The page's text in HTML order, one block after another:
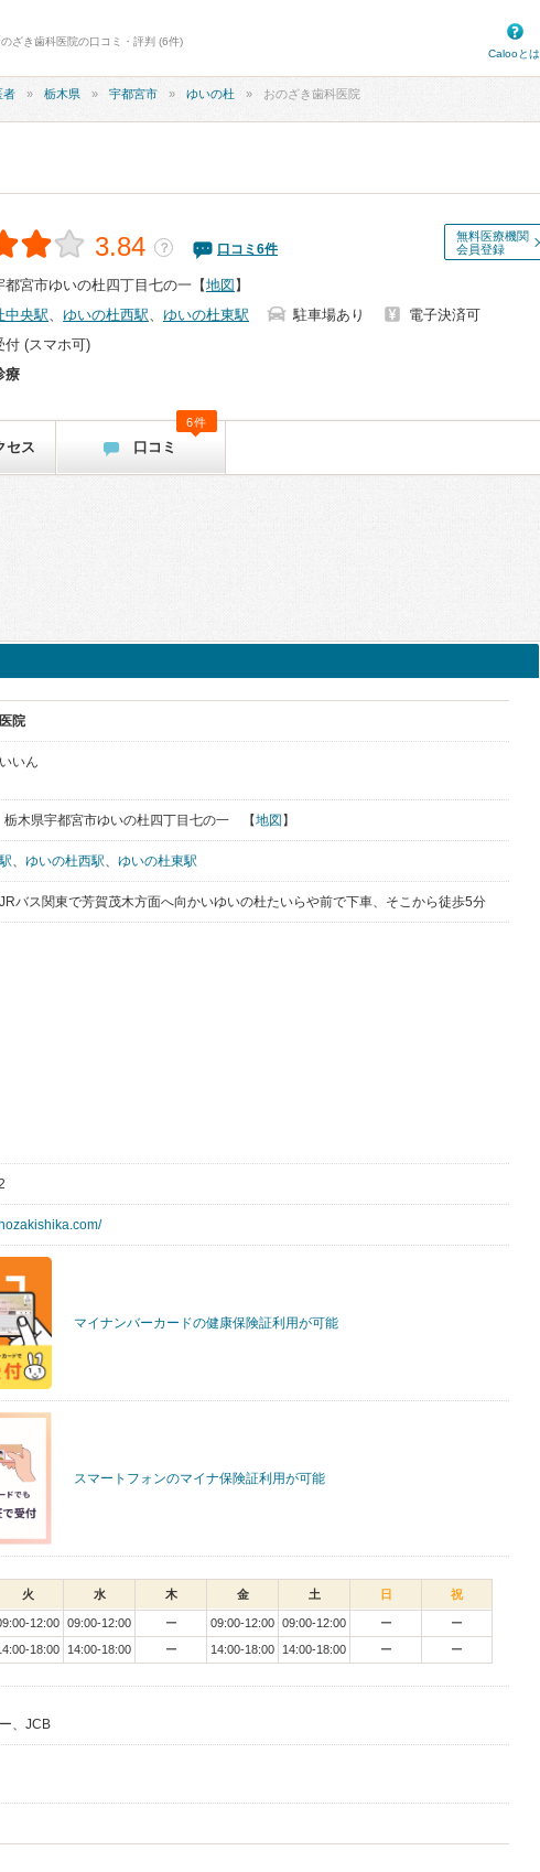
ざき歯科医院の口コミ・評判 (6件)
Calooとは
者 栃木県 宇都宮市 ゆいの杜 おのざき歯科医院
無料医療機関
会員登録
3.84 ？ 口コミ 6件
都宮市ゆいの杜四丁目七の一 【地図 】
中央駅、 ゆいの杜西駅、 ゆいの杜東駅 駐車場あり
電子決済可
付 (スマホ可)
療
セス 口コミ
6件
院
いん
木県宇都宮市ゆいの杜四丁目七の一 【地図 】
、 ゆいの杜西駅、 ゆいの杜東駅
バス関東で芳賀茂木方面へ向かいゆいの杜たいらや前で下車、そこから徒歩5分
マイナンバーカードの健康保険証利用が可能
スマートフォンのマイナ保険証利用が可能
火 水 木 金 土 日 祝
12:00 09:00-12:00 ー 09:00-12:00 09:00-12:00 ー
ー
18:00 14:00-18:00 ー 14:00-18:00 14:00-18:00 ー ー
、JCB